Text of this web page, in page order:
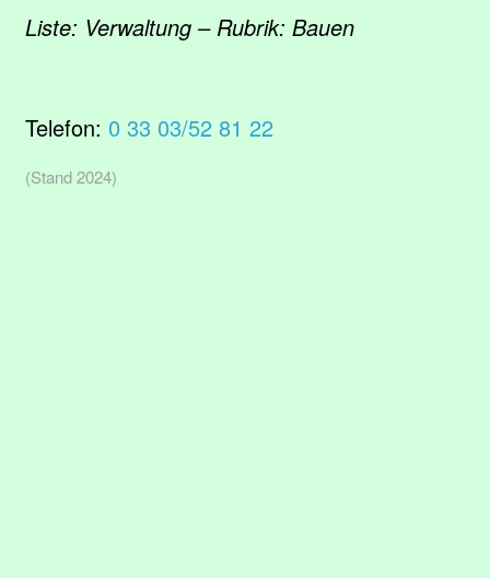
Liste: Verwaltung – Rubrik: Bauen
Telefon: 0 33 03/52 81 22
(Stand 2024)